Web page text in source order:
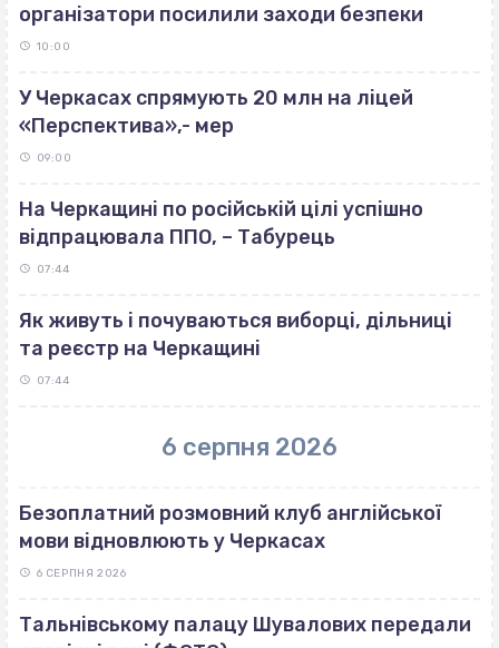
організатори посилили заходи безпеки
10:00
У Черкасах спрямують 20 млн на ліцей
«Перспектива»,- мер
09:00
На Черкащині по російській цілі успішно
відпрацювала ППО, – Табурець
07:44
Як живуть і почуваються виборці, дільниці
та реєстр на Черкащині
07:44
6 серпня 2026
Безоплатний розмовний клуб англійської
мови відновлюють у Черкасах
6 СЕРПНЯ 2026
Тальнівському палацу Шувалових передали